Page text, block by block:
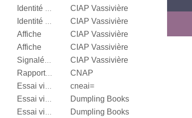
CIAP Vassivière
CIAP Vassivière
Affiche
CIAP Vassivière
Affiche
CIAP Vassivière
CIAP Vassivière
Rapport d’activité
CNAP
Essai visuel
cneai=
Essai visuel
Dumpling Books
Essai visuel
Dumpling Books